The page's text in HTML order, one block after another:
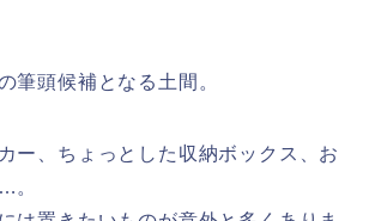
筆頭候補となる土間。
ー、ちょっとした収納ボックス、お
。